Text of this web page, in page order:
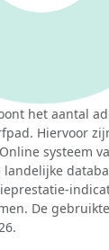
het aantal
Hiervoor
systeem
landelijke
De